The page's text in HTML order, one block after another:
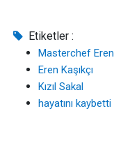
Etiketler :
Masterchef Eren
Eren Kaşıkçı
Kızıl Sakal
hayatını kaybetti